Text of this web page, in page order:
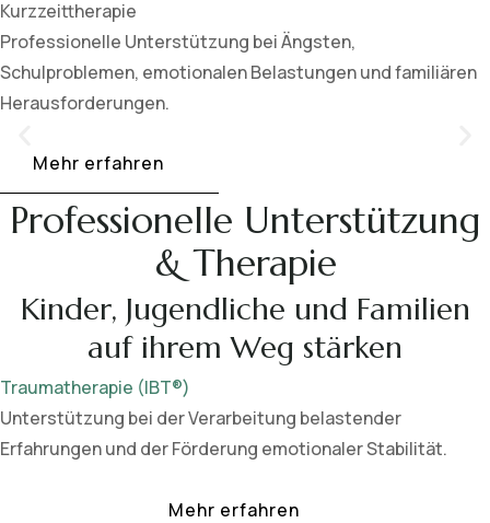
Kurzzeittherapie
Professionelle Unterstützung bei Ängsten,
Schulproblemen, emotionalen Belastungen und familiären
Herausforderungen.
Mehr erfahren
Professionelle Unterstützung
& Therapie
Kinder, Jugendliche und Familien
auf ihrem Weg stärken
Traumatherapie (IBT®)
Unterstützung bei der Verarbeitung belastender
Erfahrungen und der Förderung emotionaler Stabilität.
Mehr erfahren